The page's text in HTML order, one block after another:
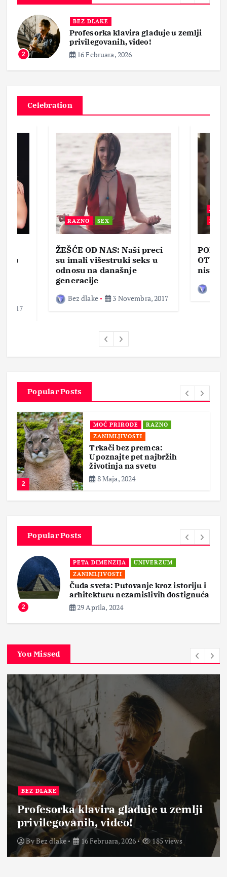
2
BEZ DLAKE
Profesorka klavira gladuje u zemlji
privilegovanih, video!
16 Februara, 2026
Celebration
u
2017
RAZNO SEX
ŽEŠĆE OD NAS: Naši preci
su imali višestruki seks u
odnosu na današnje
generacije
Bez dlake 3 Novembra, 2017
BEZ
nisam
Popular Posts
2
MOĆ PRIRODE
RAZNO
ZANIMLJIVOSTI
Trkači bez premca:
Upoznajte pet najbržih
životinja na svetu
8 Maja, 2024
Popular Posts
2
PETA DIMENZIJA
UNIVERZUM
ZANIMLJIVOSTI
Čuda sveta: Putovanje kroz istoriju i
arhitekturu nezamislivih dostignuća
29 Aprila, 2024
You Missed
BEZ DLAKE
Profesorka klavira gladuje u zemlji
privilegovanih, video!
ByBez dlake 16 Februara, 2026 185 views